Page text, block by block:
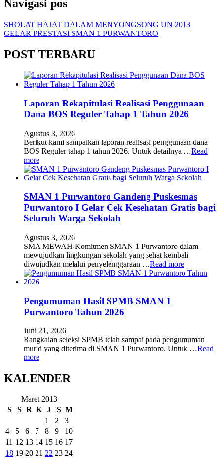
Navigasi pos
SHOLAT HAJAT DALAM MENYONGSONG UN 2013
GELAR PRESTASI SMAN 1 PURWANTORO
POST TERBARU
Laporan Rekapitulasi Realisasi Penggunaan
Dana BOS Reguler Tahap 1 Tahun 2026
Agustus 3, 2026
Berikut kami sampaikan laporan realisasi penggunaan dana
BOS Reguler tahap 1 tahun 2026. Untuk detailnya …Read
more
SMAN 1 Purwantoro Gandeng Puskesmas
Purwantoro I Gelar Cek Kesehatan Gratis bagi
Seluruh Warga Sekolah
Agustus 3, 2026
SMA MEWAH-Komitmen SMAN 1 Purwantoro dalam
mewujudkan lingkungan sekolah yang sehat kembali
diwujudkan melalui penyelenggaraan …Read more
Pengumuman Hasil SPMB SMAN 1
Purwantoro Tahun 2026
Juni 21, 2026
Rangkaian seleksi SPMB telah sampai pada pengumuman
murid yang diterima di SMAN 1 Purwantoro. Untuk …Read
more
KALENDER
Maret 2013
S
S R K J S M
1
2
3
4
5 6 7 8 9
10
11 12 13 14 15 16 17
18 19 20 21 22 23 24